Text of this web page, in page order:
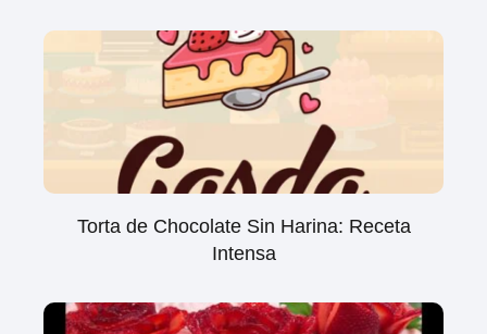
Torta de Chocolate Sin Harina: Receta
Intensa